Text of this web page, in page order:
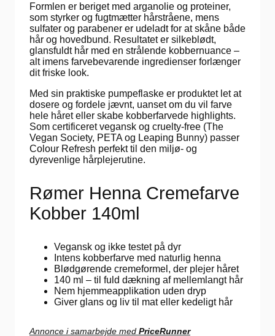
Formlen er beriget med arganolie og proteiner,
som styrker og fugtmætter hårstråene, mens
sulfater og parabener er udeladt for at skåne både
hår og hovedbund. Resultatet er silkeblødt,
glansfuldt hår med en strålende kobbernuance –
alt imens farvebevarende ingredienser forlænger
dit friske look.
Med sin praktiske pumpeflaske er produktet let at
dosere og fordele jævnt, uanset om du vil farve
hele håret eller skabe kobberfarvede highlights.
Som certificeret vegansk og cruelty-free (The
Vegan Society, PETA og Leaping Bunny) passer
Colour Refresh perfekt til den miljø- og
dyrevenlige hårplejerutine.
Rømer Henna Cremefarve
Kobber 140ml
Vegansk og ikke testet på dyr
Intens kobberfarve med naturlig henna
Blødgørende cremeformel, der plejer håret
140 ml – til fuld dækning af mellemlangt hår
Nem hjemmeapplikation uden dryp
Giver glans og liv til mat eller kedeligt hår
Annonce i samarbejde med PriceRunner